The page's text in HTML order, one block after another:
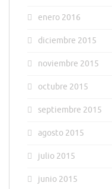
enero 2016
diciembre 2015
noviembre 2015
octubre 2015
septiembre 2015
agosto 2015
julio 2015
junio 2015